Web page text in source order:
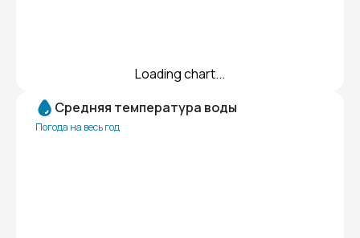
Loading chart...
Средняя температура воды
Погода на весь год